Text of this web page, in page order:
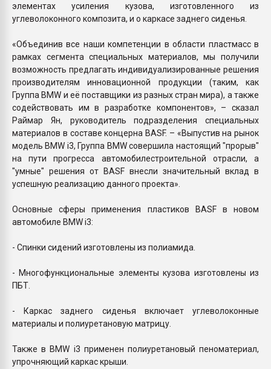
элементах усиления кузова, изготовленного из
углеволоконного композита, и о каркасе заднего сиденья.
«Объединив все наши компетенции в области пластмасс в
рамках сегмента специальных материалов, мы получили
возможность предлагать индивидуализированные решения
производителям инновационной продукции (таким, как
Группа BMW и её поставщики из разных стран мира), а также
содействовать им в разработке компонентов», – сказал
Раймар Ян, руководитель подразделения специальных
материалов в составе концерна BASF. – «Выпустив на рынок
модель BMW i3, Группа BMW совершила настоящий "прорыв"
на пути прогресса автомобилестроительной отрасли, а
"умные" решения от BASF внесли значительный вклад в
успешную реализацию данного проекта».
Основные сферы применения пластиков BASF в новом
автомобиле BMW i3:
- Спинки сидений изготовлены из полиамида.
- Многофункциональные элементы кузова изготовлены из
ПБТ.
- Каркас заднего сиденья включает углеволоконные
материалы и полиуретановую матрицу.
Также в BMW i3 применен полиуретановый пеноматериал,
упрочняющий каркас крыши.